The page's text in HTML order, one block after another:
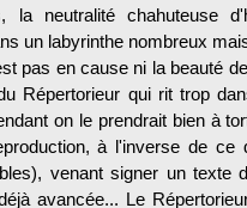
la neutralité chahuteuse
un labyrinthe nombreux
pas en cause ni la beauté
Répertorieur qui rit trop
on le prendrait bien à
à l'inverse de
venant signer un texte
avancée... Le